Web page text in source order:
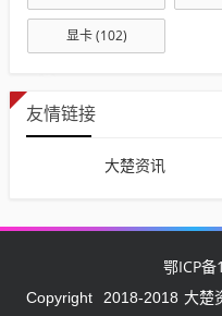
显卡(102)
友情链接
大楚资讯
鄂ICP
Copyright 2018-2018 大楚